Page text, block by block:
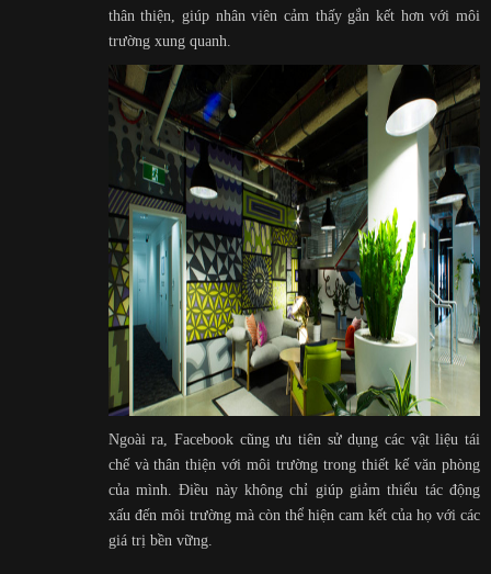
thân thiện, giúp nhân viên cảm thấy gắn kết hơn với môi
trường xung quanh.
Ngoài ra, Facebook cũng ưu tiên sử dụng các vật liệu tái
chế và thân thiện với môi trường trong thiết kế văn phòng
của mình. Điều này không chỉ giúp giảm thiểu tác động
xấu đến môi trường mà còn thể hiện cam kết của họ với các
giá trị bền vững.